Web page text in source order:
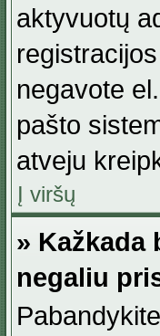
aktyvuotų
negavote
pašto
atveju
Į viršų
» Kažkada
negaliu